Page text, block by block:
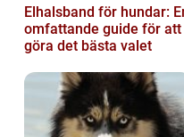
Elhalsband för hundar:
omfattande guide för att
göra det bästa valet